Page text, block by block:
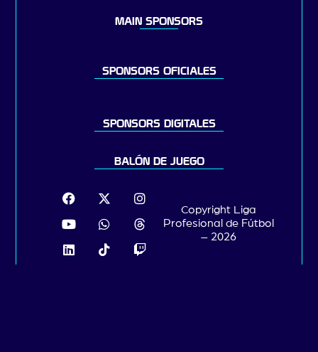
MAIN SPONSORS
SPONSORS OFICIALES
SPONSORS DIGITALES
BALÓN DE JUEGO
Copyright Liga
Profesional de Fútbol
– 2026